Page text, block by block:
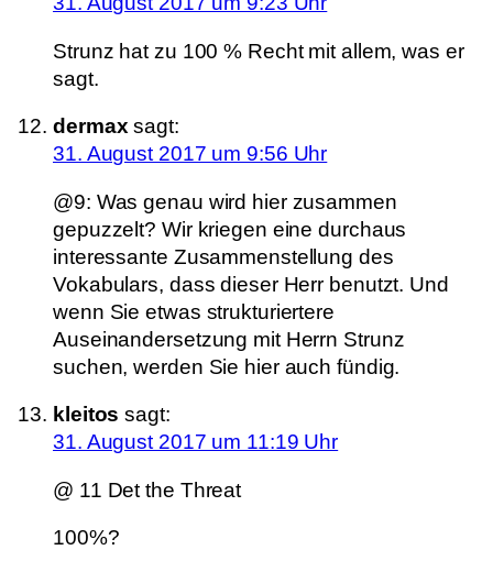
Strunz hat zu 100 % Recht mit allem, was er
sagt.
dermax sagt:
31. August 2017 um 9:56 Uhr
@9: Was genau wird hier zusammen
gepuzzelt? Wir kriegen eine durchaus
interessante Zusammenstellung des
Vokabulars, dass dieser Herr benutzt. Und
wenn Sie etwas strukturiertere
Auseinandersetzung mit Herrn Strunz
suchen, werden Sie hier auch fündig.
kleitos sagt:
31. August 2017 um 11:19 Uhr
@ 11 Det the Threat
100%?